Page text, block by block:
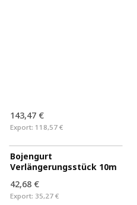
Edelstahl
143,47 €